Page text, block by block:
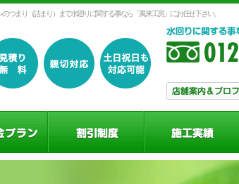
つまり（詰まり）まで水廻りに関する事なら「風来工房」にお任せ下さい。